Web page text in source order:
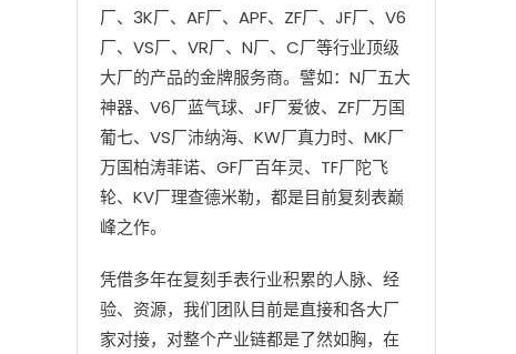
厂、3K厂、AF厂、APF、ZF厂、JF厂、V6
厂、VS厂、VR厂、N厂、C厂等行业顶级
大厂的产品的金牌服务商。譬如：N厂五大
神器、V6厂蓝气球、JF厂爱彼、ZF厂万国
葡七、VS厂沛纳海、KW厂真力时、MK厂
万国柏涛菲诺、GF厂百年灵、TF厂陀飞
轮、KV厂理查德米勒，都是目前复刻表巅
峰之作。
凭借多年在复刻手表行业积累的人脉、经
验、资源，我们团队目前是直接和各大厂
家对接，对整个产业链都是了然如胸，在